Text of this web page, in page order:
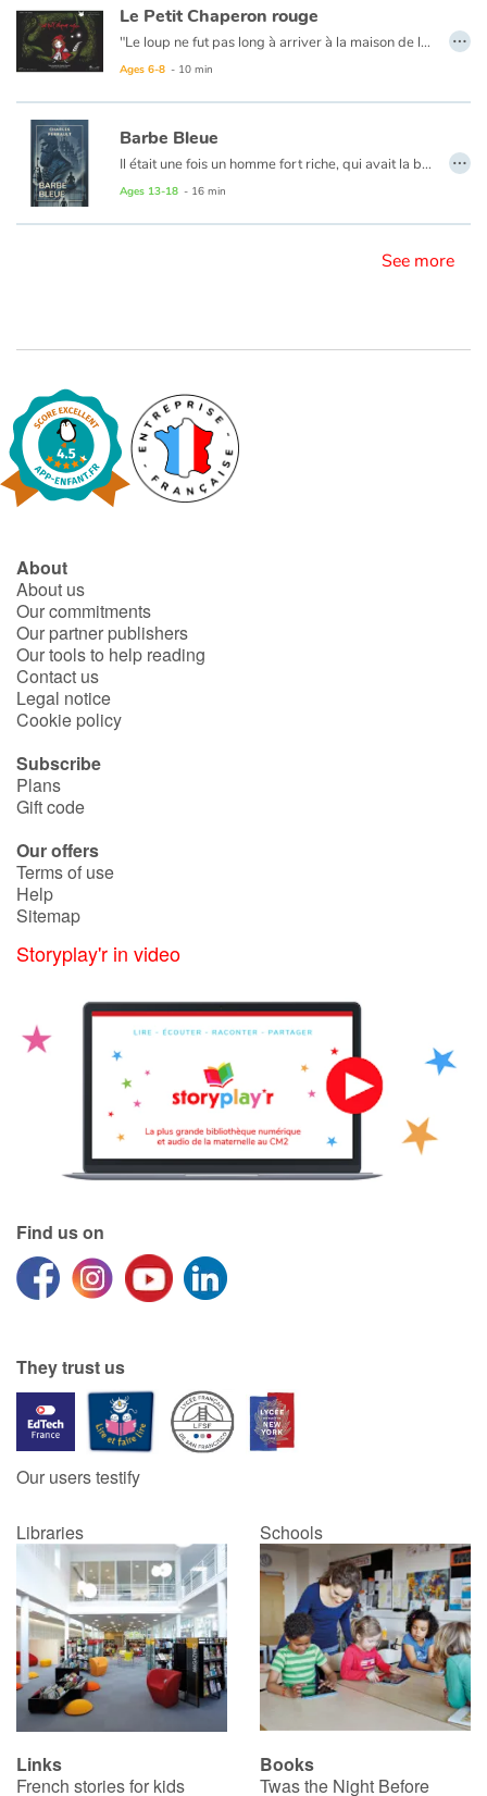
French book lists for children
Reading for children
Activities and workshops
Dyslexia and reading disorders
Le Petit Chaperon rouge
"Le loup ne fut pas long à arriver à la maison de la mère-grand, il heurte : Toc, toc." Cliquez sur ce livre pour tirer la chevillette et (re)découvrir ce Petit Chaperon rouge à l'univers fantastique mais aussi onirique.
Ages 6-8 - 10 min
…
Barbe Bleue
Il était une fois un homme fort riche, qui avait la barbe bleue. Il avait pris pour épouse la fille cadette d'une charmante voisine. À la veille d'un long voyage, il lui remit son trousseau de clefs. Elle pouvait toutes les utiliser, à l'exception de la plus petite, qui ouvrait un cabinet mystérieux...
Ages 13-18 - 16 min
…
See more
About
About us
Our commitments
Our partner publishers
Our tools to help reading
Contact us
Legal notice
Cookie policy
Subscribe
Plans
Gift code
Our offers
Terms of use
Help
Sitemap
Storyplay'r in video
Find us on
They trust us
Our users testify
Libraries Schools
Links
French stories for kids
Books
Twas the Night Before